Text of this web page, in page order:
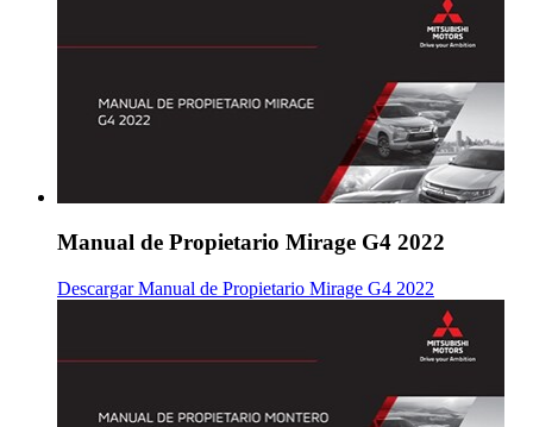
Manual de Propietario Mirage G4 2022
Descargar Manual de Propietario Mirage G4 2022